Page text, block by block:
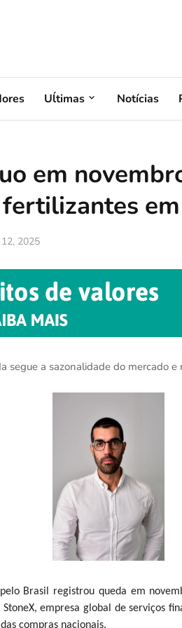
Uĺtimas Notícias
em
2025
segue a sazonalidade do mercado
Brasil registrou queda em
empresa global de serviços
compras nacionais.